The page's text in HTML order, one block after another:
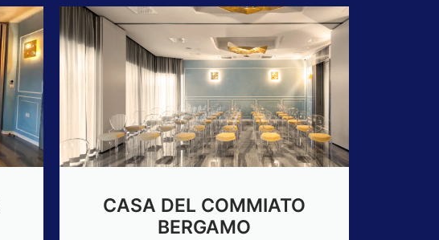
CASA DEL COMMIATO
BERGAMO